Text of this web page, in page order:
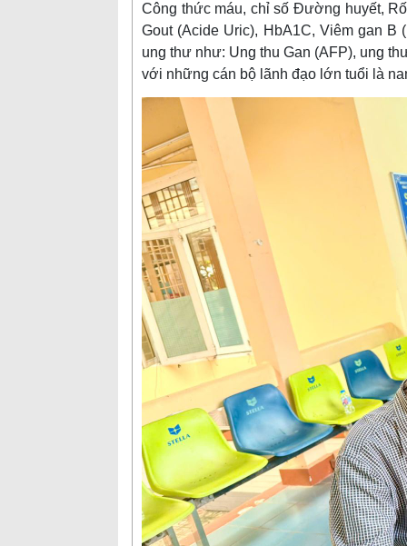
Công thức máu, chỉ số Đường huyết,
Gout (Acide Uric), HbA1C, Viêm gan B
ung thư như: Ung thu Gan (AFP), ung
với những cán bộ lãnh đạo lớn tuổi là